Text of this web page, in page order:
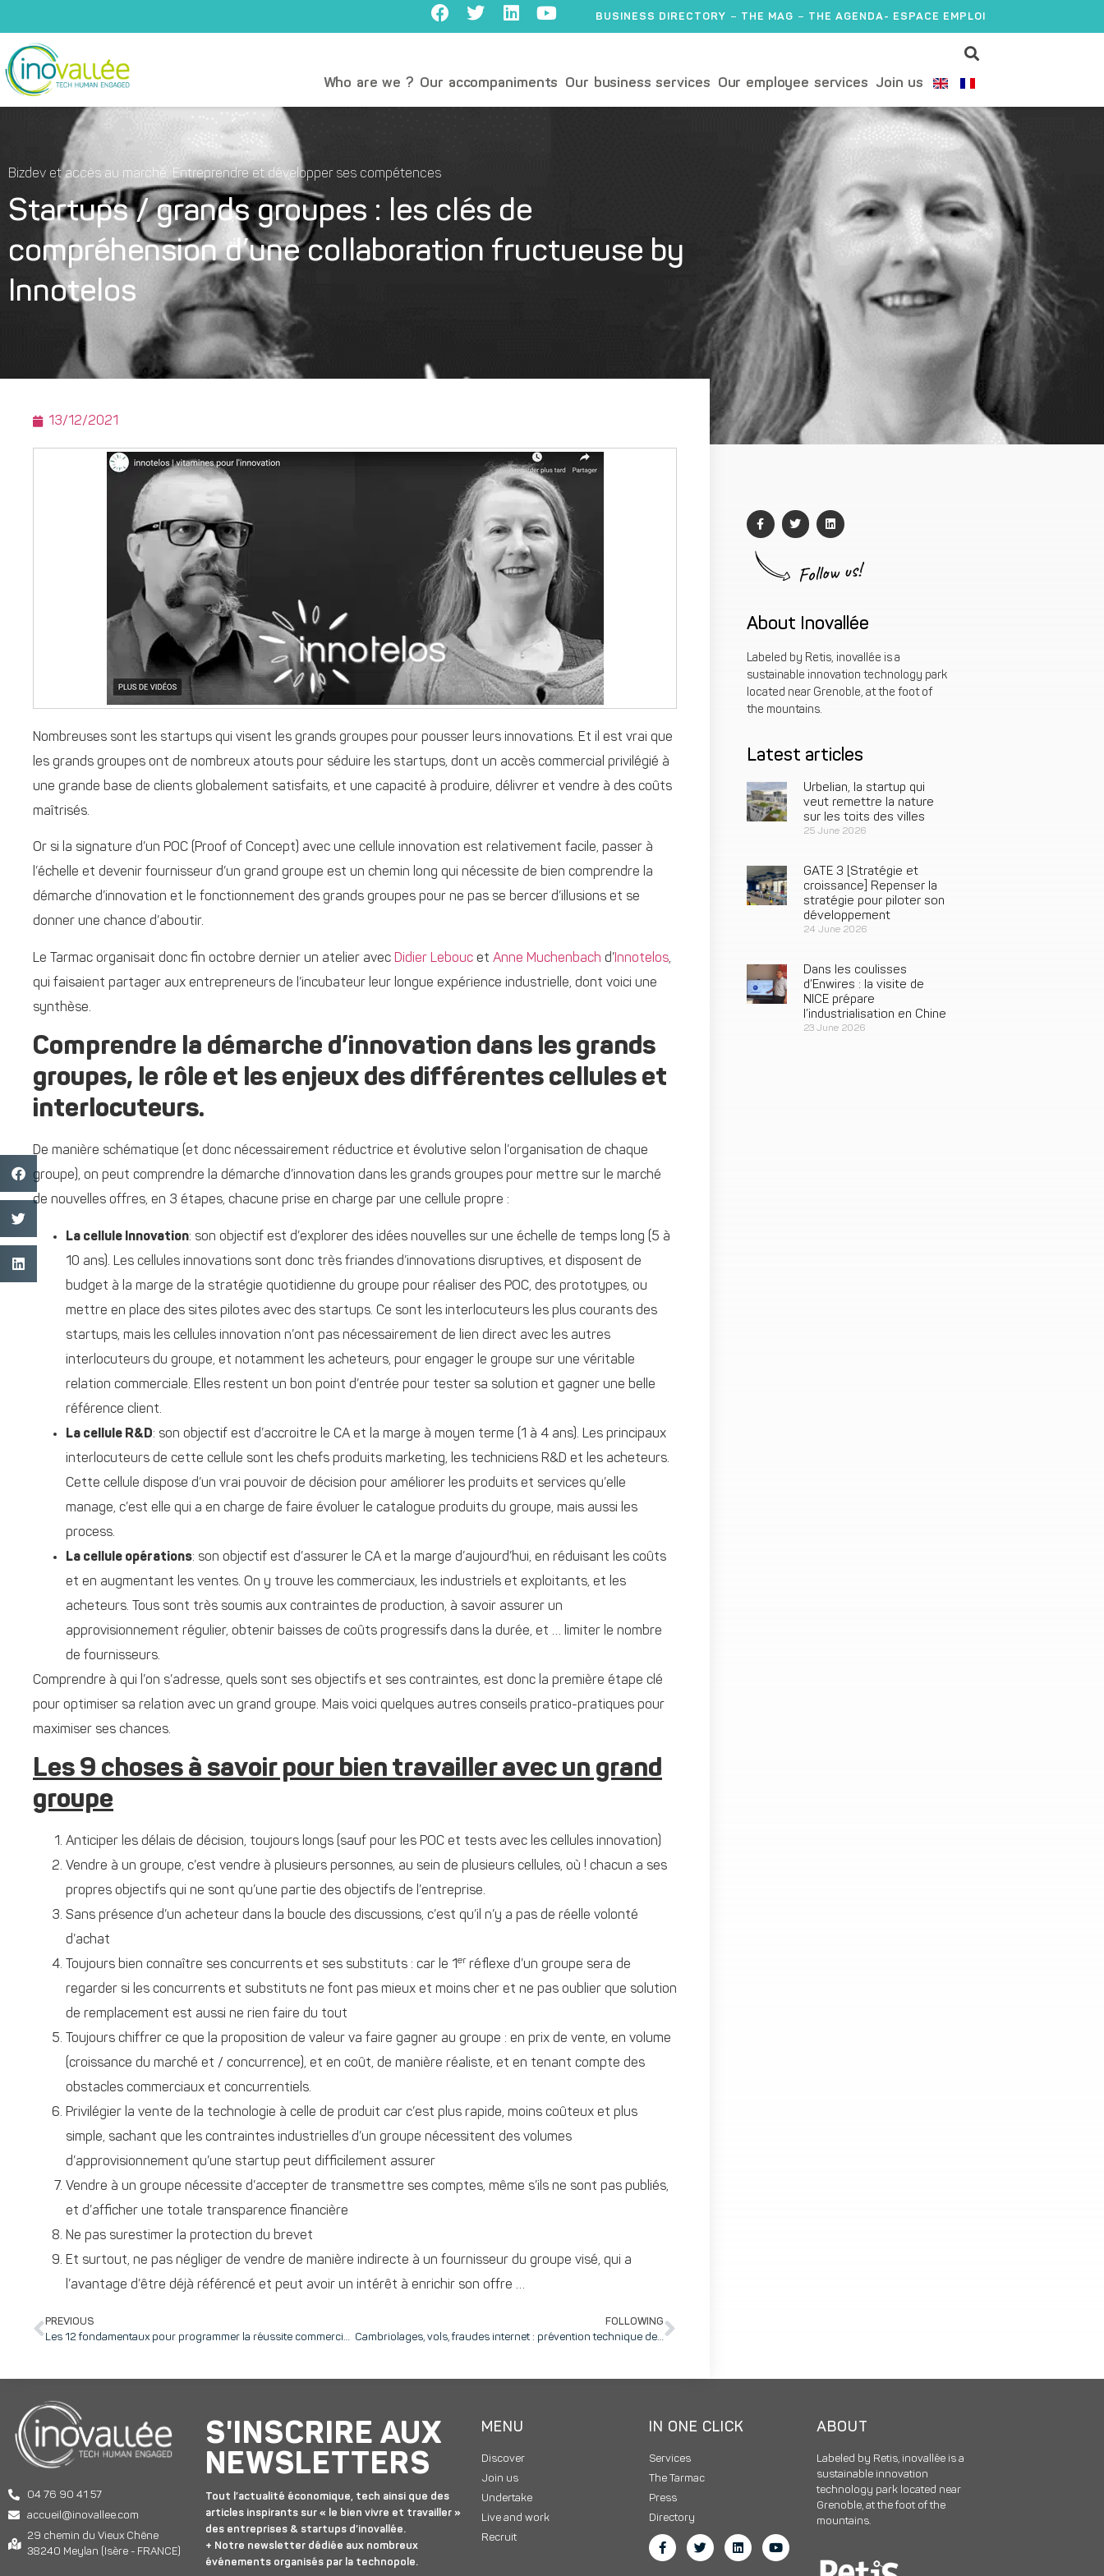
BUSINESS DIRECTORY THE MAG THE AGENDA- ESPACE EMPLOI
Who are we ? Our accompaniments Our business services Our employee services Join us
Bizdev et accès au marché, Entreprendre et développer ses compétences
Startups / grands groupes : les clés de
compréhension d’une collaboration fructueuse by
Innotelos
13/12/2021
Nombreuses sont les startups qui visent les grands groupes pour pousser leurs innovations. Et il est vrai que
les grands groupes ont de nombreux atouts pour séduire les startups, dont un accès commercial privilégié à
une grande base de clients globalement satisfaits, et une capacité à produire, délivrer et vendre à des coûts
maîtrisés.
Or si la signature d’un POC (Proof of Concept) avec une cellule innovation est relativement facile, passer à
l’échelle et devenir fournisseur d’un grand groupe est un chemin long qui nécessite de bien comprendre la
démarche d’innovation et le fonctionnement des grands groupes pour ne pas se bercer d’illusions et se
donner une chance d’aboutir.
Le Tarmac organisait donc fin octobre dernier un atelier avec Didier Lebouc et Anne Muchenbach d’ Innotelos,
qui faisaient partager aux entrepreneurs de l’incubateur leur longue expérience industrielle, dont voici une
synthèse.
Comprendre la démarche d’innovation dans les grands
groupes, le rôle et les enjeux des différentes cellules et
interlocuteurs.
De manière schématique (et donc nécessairement réductrice et évolutive selon l’organisation de chaque
groupe), on peut comprendre la démarche d’innovation dans les grands groupes pour mettre sur le marché
de nouvelles offres, en 3 étapes, chacune prise en charge par une cellule propre :
La cellule Innovation: son objectif est d’explorer des idées nouvelles sur une échelle de temps long (5 à
10 ans). Les cellules innovations sont donc très friandes d’innovations disruptives, et disposent de
budget à la marge de la stratégie quotidienne du groupe pour réaliser des POC, des prototypes, ou
mettre en place des sites pilotes avec des startups. Ce sont les interlocuteurs les plus courants des
startups, mais les cellules innovation n’ont pas nécessairement de lien direct avec les autres
interlocuteurs du groupe, et notamment les acheteurs, pour engager le groupe sur une véritable
relation commerciale. Elles restent un bon point d’entrée pour tester sa solution et gagner une belle
référence client.
La cellule R&D: son objectif est d’accroitre le CA et la marge à moyen terme (1 à 4 ans). Les principaux
interlocuteurs de cette cellule sont les chefs produits marketing, les techniciens R&D et les acheteurs.
Cette cellule dispose d’un vrai pouvoir de décision pour améliorer les produits et services qu’elle
manage, c’est elle qui a en charge de faire évoluer le catalogue produits du groupe, mais aussi les
process.
La cellule opérations: son objectif est d’assurer le CA et la marge d’aujourd’hui, en réduisant les coûts
et en augmentant les ventes. On y trouve les commerciaux, les industriels et exploitants, et les
acheteurs. Tous sont très soumis aux contraintes de production, à savoir assurer un
approvisionnement régulier, obtenir baisses de coûts progressifs dans la durée, et … limiter le nombre
de fournisseurs.
Comprendre à qui l’on s’adresse, quels sont ses objectifs et ses contraintes, est donc la première étape clé
pour optimiser sa relation avec un grand groupe. Mais voici quelques autres conseils pratico-pratiques pour
maximiser ses chances.
Les 9 choses à savoir pour bien travailler avec un grand
groupe
Anticiper les délais de décision, toujours longs (sauf pour les POC et tests avec les cellules innovation)
Vendre à un groupe, c’est vendre à plusieurs personnes, au sein de plusieurs cellules, où ! chacun a ses
propres objectifs qui ne sont qu’une partie des objectifs de l’entreprise.
Sans présence d’un acheteur dans la boucle des discussions, c’est qu’il n’y a pas de réelle volonté
d’achat
Toujours bien connaître ses concurrents et ses substituts : car le 1 er réflexe d’un groupe sera de
regarder si les concurrents et substituts ne font pas mieux et moins cher et ne pas oublier que solution
de remplacement est aussi ne rien faire du tout
Toujours chiffrer ce que la proposition de valeur va faire gagner au groupe : en prix de vente, en volume
(croissance du marché et / concurrence), et en coût, de manière réaliste, et en tenant compte des
obstacles commerciaux et concurrentiels.
Privilégier la vente de la technologie à celle de produit car c’est plus rapide, moins coûteux et plus
simple, sachant que les contraintes industrielles d’un groupe nécessitent des volumes
d’approvisionnement qu’une startup peut difficilement assurer
Vendre à un groupe nécessite d’accepter de transmettre ses comptes, même s’ils ne sont pas publiés,
et d’afficher une totale transparence financière
Ne pas surestimer la protection du brevet
Et surtout, ne pas négliger de vendre de manière indirecte à un fournisseur du groupe visé, qui a
l’avantage d’être déjà référencé et peut avoir un intérêt à enrichir son offre …
PREVIOUS
Les 12 fondamentaux pour programmer la réussite commerciale d’une startup, d’après Philippe DERAIN du réseau Prospactive
FOLLOWING
Cambriolages, vols, fraudes internet : prévention technique de la malveillance sur la sécurité des bureaux avant les fêtes de Noël
Follow us!
About Inovallée
Labeled by Retis, inovallée is a
sustainable innovation technology park
located near Grenoble, at the foot of
the mountains.
Latest articles
Urbelian, la startup qui
veut remettre la nature
sur les toits des villes
25 June 2026
GATE 3 [Stratégie et
croissance] Repenser la
stratégie pour piloter son
développement
24 June 2026
Dans les coulisses
d’Enwires : la visite de
NICE prépare
l’industrialisation en Chine
23 June 2026
04 76 90 41 57
accueil@inovallee.com
29 chemin du Vieux Chêne
38240 Meylan (Isère - FRANCE)
S'INSCRIRE AUX
NEWSLETTERS
Tout l’actualité économique, tech ainsi que des
articles inspirants sur « le bien vivre et travailler »
des entreprises & startups d’inovallée.
+ Notre newsletter dédiée aux nombreux
événements organisés par la technopole.
MENU
Discover
Join us
Undertake
Live and work
Recruit
IN ONE CLICK
Services
The Tarmac
Press
Directory
ABOUT
Labeled by Retis, inovallée is a
sustainable innovation
technology park located near
Grenoble, at the foot of the
mountains.